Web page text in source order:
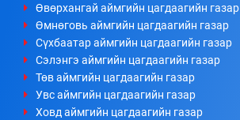
Өвөрхангай аймгийн цагдаагийн газар
Өмнөговь аймгийн цагдаагийн газар
Сүхбаатар аймгийн цагдаагийн газар
Сэлэнгэ аймгийн цагдаагийн газар
Төв аймгийн цагдаагийн газар
Увс аймгийн цагдаагийн газар
Ховд аймгийн цагдаагийн газар